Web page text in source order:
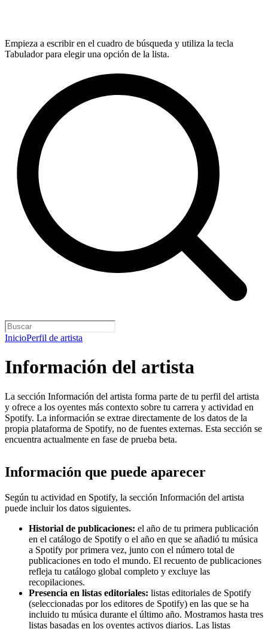
Empieza a escribir en el cuadro de búsqueda y utiliza la tecla
Tabulador para elegir una opción de la lista.
InicioPerfil de artista
Información del artista
La sección Información del artista forma parte de tu perfil del artista
y ofrece a los oyentes más contexto sobre tu carrera y actividad en
Spotify. La información se extrae directamente de los datos de la
propia plataforma de Spotify, no de fuentes externas. Esta sección se
encuentra actualmente en fase de prueba beta.
Información que puede aparecer
Según tu actividad en Spotify, la sección Información del artista
puede incluir los datos siguientes.
Historial de publicaciones: el año de tu primera publicación
en el catálogo de Spotify o el año en que se añadió tu música
a Spotify por primera vez, junto con el número total de
publicaciones en todo el mundo. El recuento de publicaciones
refleja tu catálogo global completo y excluye las
recopilaciones.
Presencia en listas editoriales: listas editoriales de Spotify
(seleccionadas por los editores de Spotify) en las que se ha
incluido tu música durante el último año. Mostramos hasta tres
listas basadas en los oyentes activos diarios. Las listas